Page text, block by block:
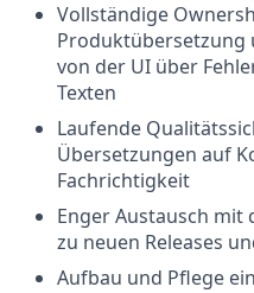
Vollständige
Produktübersetzung
von der UI über
Texten
Laufende
Übersetzungen auf
Fachrichtigkeit
Enger Austausch
zu neuen Releases
Aufbau und Pflege